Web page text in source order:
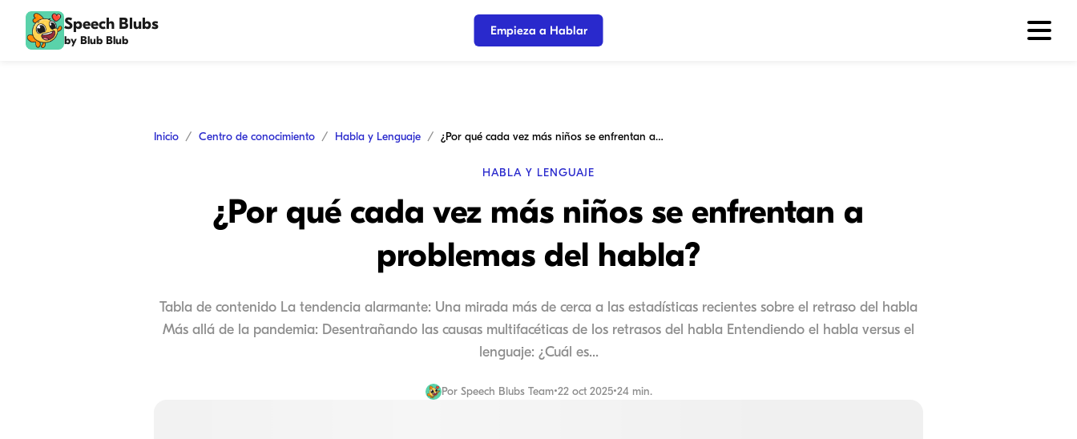
Speech Blubs
by Blub Blub
Empieza a Hablar
Inicio Centro de conocimiento Habla y Lenguaje ¿Por qué cada vez más niños se enfrentan a problemas del habla?
HABLA Y LENGUAJE
¿Por qué cada vez más niños se enfrentan a
problemas del habla?
Tabla de contenido La tendencia alarmante: Una mirada más de cerca a las estadísticas recientes sobre el retraso del habla
Más allá de la pandemia: Desentrañando las causas multifacéticas de los retrasos del habla Entendiendo el habla versus el
lenguaje: ¿Cuál es...
Por Speech Blubs Team•22 oct 2025•24 min.